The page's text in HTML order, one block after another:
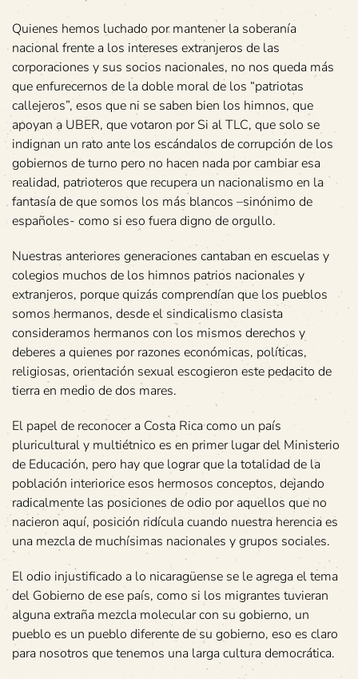
Quienes hemos luchado por mantener la soberanía
nacional frente a los intereses extranjeros de las
corporaciones y sus socios nacionales, no nos queda más
que enfurecernos de la doble moral de los “patriotas
callejeros”, esos que ni se saben bien los himnos, que
apoyan a UBER, que votaron por Si al TLC, que solo se
indignan un rato ante los escándalos de corrupción de los
gobiernos de turno pero no hacen nada por cambiar esa
realidad, patrioteros que recupera un nacionalismo en la
fantasía de que somos los más blancos –sinónimo de
españoles- como si eso fuera digno de orgullo.
Nuestras anteriores generaciones cantaban en escuelas y
colegios muchos de los himnos patrios nacionales y
extranjeros, porque quizás comprendían que los pueblos
somos hermanos, desde el sindicalismo clasista
consideramos hermanos con los mismos derechos y
deberes a quienes por razones económicas, políticas,
religiosas, orientación sexual escogieron este pedacito de
tierra en medio de dos mares.
El papel de reconocer a Costa Rica como un país
pluricultural y multiétnico es en primer lugar del Ministerio
de Educación, pero hay que lograr que la totalidad de la
población interiorice esos hermosos conceptos, dejando
radicalmente las posiciones de odio por aquellos que no
nacieron aquí, posición ridícula cuando nuestra herencia es
una mezcla de muchísimas nacionales y grupos sociales.
El odio injustificado a lo nicaragüense se le agrega el tema
del Gobierno de ese país, como si los migrantes tuvieran
alguna extraña mezcla molecular con su gobierno, un
pueblo es un pueblo diferente de su gobierno, eso es claro
para nosotros que tenemos una larga cultura democrática.